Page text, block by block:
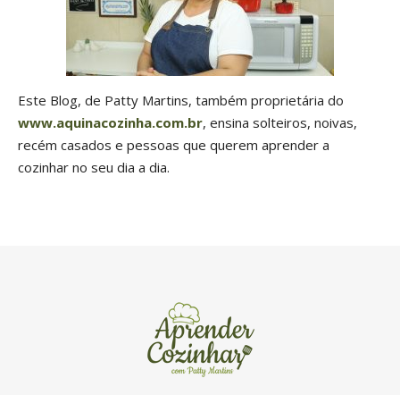
Este Blog, de Patty Martins, também proprietária do
www.aquinacozinha.com.br, ensina solteiros, noivas,
recém casados e pessoas que querem aprender a
cozinhar no seu dia a dia.